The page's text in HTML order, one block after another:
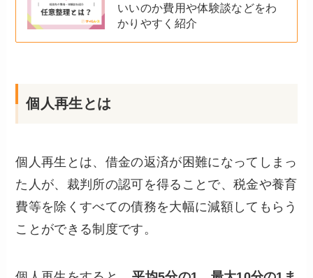
いいのか費用や体験談などをわ
かりやすく紹介
個人再生とは
個人再生とは、借金の返済が困難になってしまっ
た人が、裁判所の認可を得ることで、税金や養育
費等を除くすべての債務を大幅に減額してもらう
ことができる制度です。